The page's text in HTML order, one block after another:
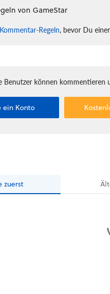
von GameStar
Kommentar-Regeln, bevor Du
Benutzer können kommentieren
ein Konto
zuerst